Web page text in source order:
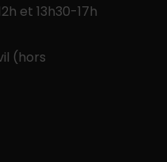
et 13h30-17h
(hors